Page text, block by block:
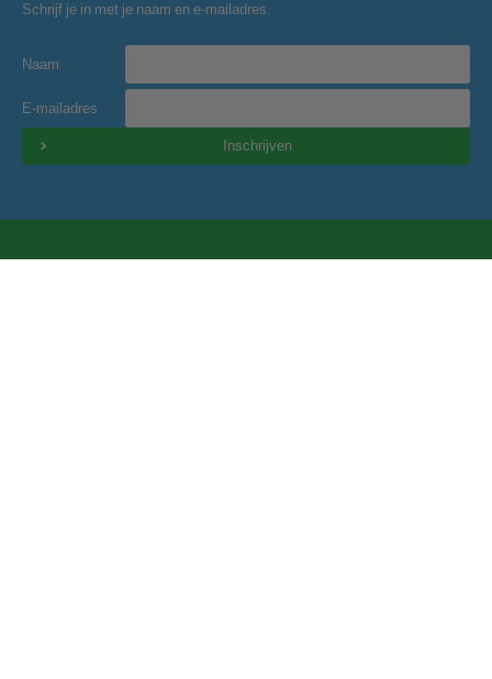
Schrijf je in met je naam en e-mailadres.
Naam
E-mailadres
Inschrijven